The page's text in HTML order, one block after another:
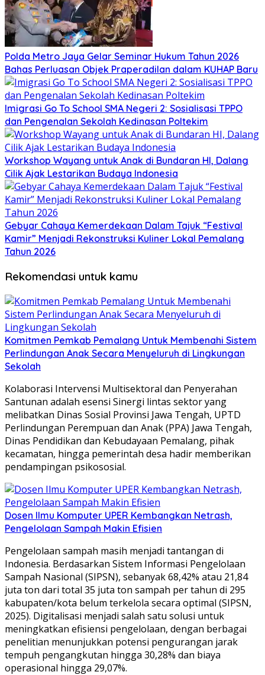
Polda Metro Jaya Gelar Seminar Hukum Tahun 2026
Bahas Perluasan Objek Praperadilan dalam KUHAP Baru
Imigrasi Go To School SMA Negeri 2: Sosialisasi TPPO
dan Pengenalan Sekolah Kedinasan Poltekim
Workshop Wayang untuk Anak di Bundaran HI, Dalang
Cilik Ajak Lestarikan Budaya Indonesia
Gebyar Cahaya Kemerdekaan Dalam Tajuk “Festival
Kamir” Menjadi Rekonstruksi Kuliner Lokal Pemalang
Tahun 2026
Rekomendasi untuk kamu
Komitmen Pemkab Pemalang Untuk Membenahi Sistem
Perlindungan Anak Secara Menyeluruh di Lingkungan
Sekolah
Kolaborasi Intervensi Multisektoral dan Penyerahan
Santunan adalah esensi Sinergi lintas sektor yang
melibatkan Dinas Sosial Provinsi Jawa Tengah, UPTD
Perlindungan Perempuan dan Anak (PPA) Jawa Tengah,
Dinas Pendidikan dan Kebudayaan Pemalang, pihak
kecamatan, hingga pemerintah desa hadir memberikan
pendampingan psikososial.
Dosen Ilmu Komputer UPER Kembangkan Netrash,
Pengelolaan Sampah Makin Efisien
Pengelolaan sampah masih menjadi tantangan di
Indonesia. Berdasarkan Sistem Informasi Pengelolaan
Sampah Nasional (SIPSN), sebanyak 68,42% atau 21,84
juta ton dari total 35 juta ton sampah per tahun di 295
kabupaten/kota belum terkelola secara optimal (SIPSN,
2025). Digitalisasi menjadi salah satu solusi untuk
meningkatkan efisiensi pengelolaan, dengan berbagai
penelitian menunjukkan potensi pengurangan jarak
tempuh pengangkutan hingga 30,28% dan biaya
operasional hingga 29,07%.